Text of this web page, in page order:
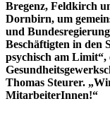
Bregenz, Feldkirch
Dornbirn, um
und
Beschäftigten in den
psychisch am
Thomas Steurer.
MitarbeiterInnen!“